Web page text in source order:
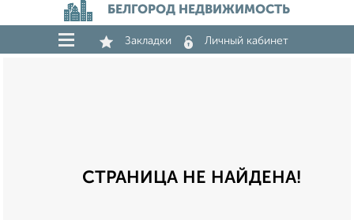
БЕЛГОРОД НЕДВИЖИМОСТЬ
Закладки Личный кабинет
СТРАНИЦА НЕ НАЙДЕНА!